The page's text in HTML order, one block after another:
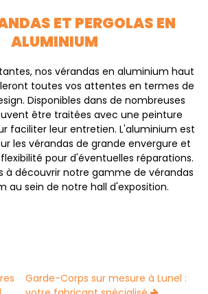
ET PERGOLAS EN
ALUMINIUM
nos vérandas en aluminium haut
toutes vos attentes en termes de
Disponibles dans de nombreuses
être traitées avec une peinture
faciliter leur entretien. L'aluminium est
les vérandas de grande envergure et
pour d'éventuelles réparations.
à découvrir notre gamme de vérandas
au sein de notre hall d'exposition.
Garde-Corps sur mesure à Lunel :